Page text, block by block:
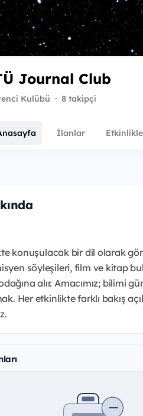
Journal Club
Kulübü · 8 takipçi
İlanlar
konuşulacak bir dil olarak
söyleşileri, film ve kitap
alır. Amacımız; bilimi
Her etkinlikte farklı bakış